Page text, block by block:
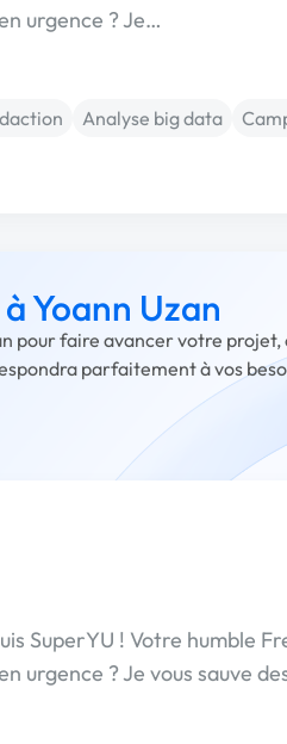
urgence ? Je…
Analyse big data
Yoann Uzan
pour faire avancer votre projet,
parfaitement à vos
SuperYU ! Votre humble
urgence ? Je vous sauve